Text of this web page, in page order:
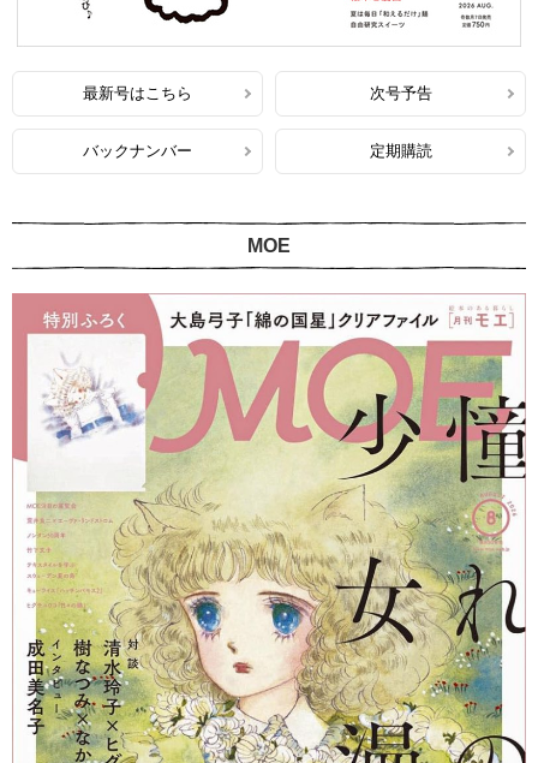
最新号はこちら 次号予告
バックナンバー 定期購読
MOE